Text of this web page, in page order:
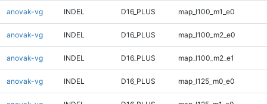
anovak-vg INDEL D16_PLUS map_l100_m1_e0
anovak-vg INDEL D16_PLUS map_l100_m2_e0
anovak-vg INDEL D16_PLUS map_l100_m2_e1
anovak-vg INDEL D16_PLUS map_l125_m0_e0